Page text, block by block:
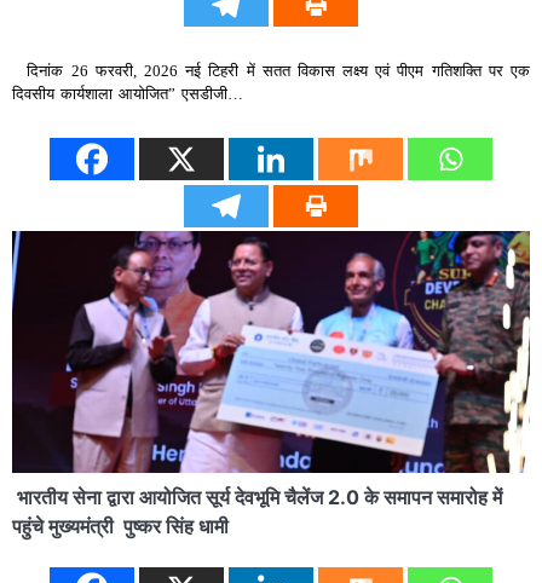
दिनांक 26 फरवरी, 2026 नई टिहरी में सतत विकास लक्ष्य एवं पीएम गतिशक्ति पर एक
दिवसीय कार्यशाला आयोजित” एसडीजी…
भारतीय सेना द्वारा आयोजित सूर्य देवभूमि चैलेंज 2.0 के समापन समारोह में
पहुंचे मुख्यमंत्री पुष्कर सिंह धामी